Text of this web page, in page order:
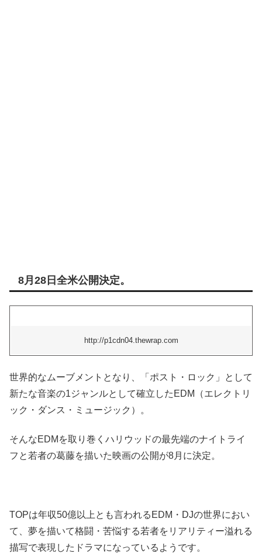
8月28日全米公開決定。
http://p1cdn04.thewrap.com
世界的なムーブメントとなり、「ポスト・ロック」として
新たな音楽の1ジャンルとして確立したEDM（エレクトリ
ック・ダンス・ミュージック）。
そんなEDMを取り巻くハリウッドの最先端のナイトライ
フと若者の葛藤を描いた映画の公開が8月に決定。
TOPは年収50億以上とも言われるEDM・DJの世界におい
て、夢を描いて格闘・苦悩する若者をリアリティー溢れる
描写で表現したドラマになっているようです。